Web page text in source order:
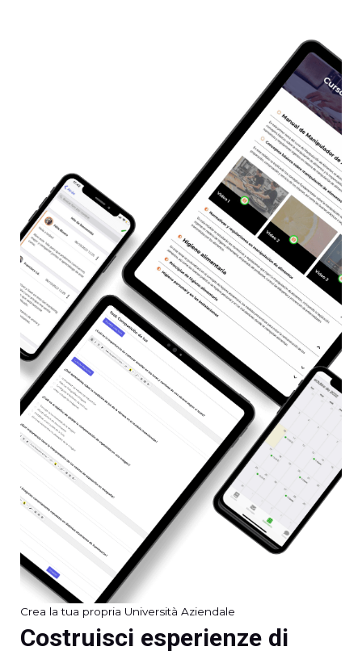
Crea la tua propria Università Aziendale
Costruisci esperienze di